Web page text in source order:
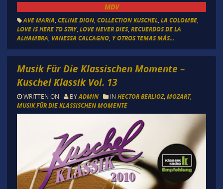
MDV
AVE MARIA CELINE DION, COLLECTION KUSCHEL, LA COLOMBE,
LOVE IS HERE TO STAY, LOVE NEVER DIES, RECUERDOS DE LA
ALHAMBRA VANESSA CALCAGNO, Y OTROS TEMAS MÁS...
Musik Für Die Klassischen Momente –
Kuschel Klassik Vol. 13
WRITTEN ON BYADMIN IN HECTOR BERLIOZ, MOZART,
MUSIK FÜR DIE KLASSISCHEN MOMENTE